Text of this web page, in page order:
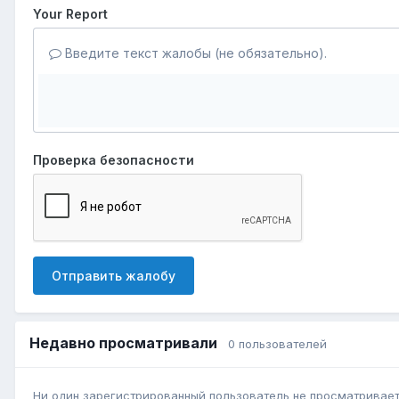
Your Report
Введите текст жалобы (не обязательно).
Проверка безопасности
Отправить жалобу
Недавно просматривали 0 пользователей
Ни один зарегистрированный пользователь не